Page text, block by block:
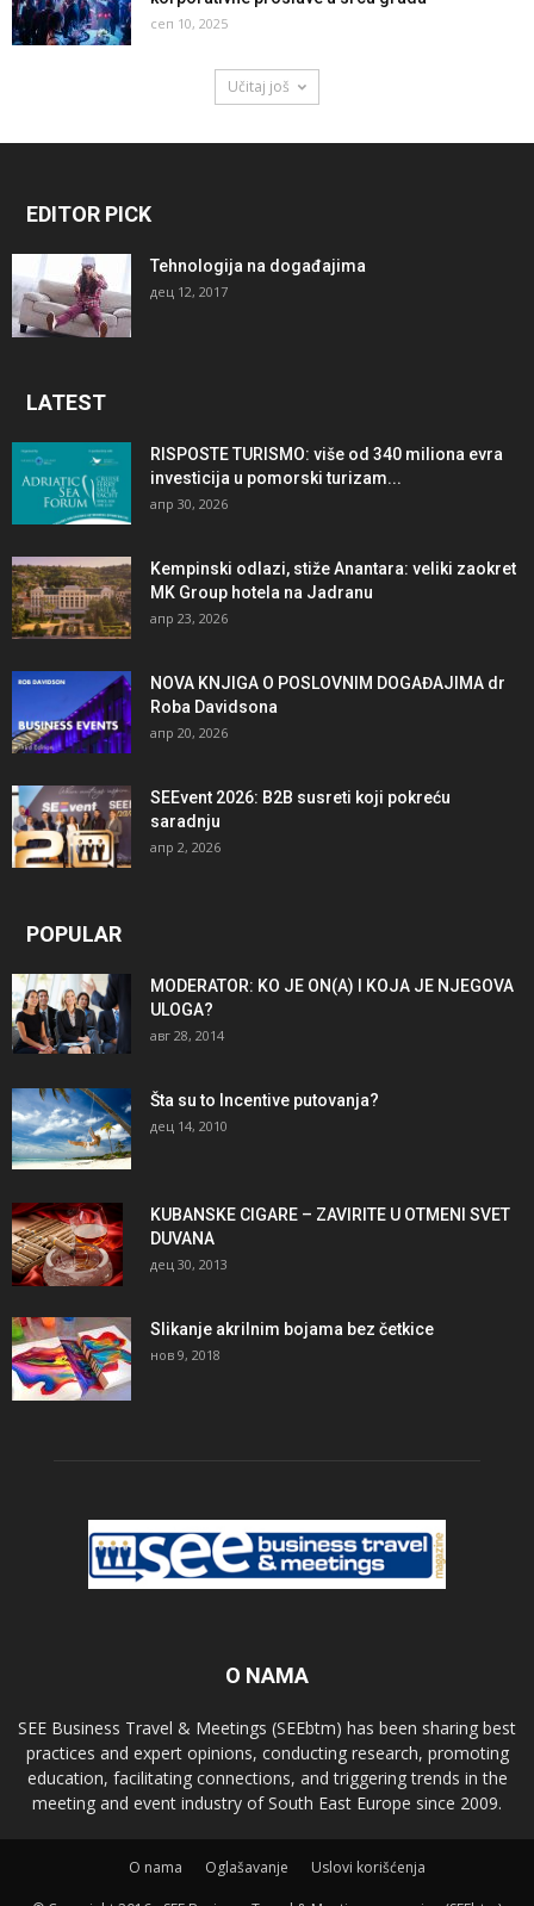
сеп 10, 2025
Učitaj još
EDITOR PICK
Tehnologija na događajima
дец 12, 2017
LATEST
RISPOSTE TURISMO: više od 340 miliona evra
investicija u pomorski turizam...
апр 30, 2026
Kempinski odlazi, stiže Anantara: veliki zaokret
MK Group hotela na Jadranu
апр 23, 2026
NOVA KNJIGA O POSLOVNIM DOGAĐAJIMA dr
Roba Davidsona
апр 20, 2026
SEEvent 2026: B2B susreti koji pokreću
saradnju
апр 2, 2026
POPULAR
MODERATOR: KO JE ON(A) I KOJA JE NJEGOVA
ULOGA?
авг 28, 2014
Šta su to Incentive putovanja?
дец 14, 2010
KUBANSKE CIGARE – ZAVIRITE U OTMENI SVET
DUVANA
дец 30, 2013
Slikanje akrilnim bojama bez četkice
нов 9, 2018
O NAMA
SEE Business Travel & Meetings (SEEbtm) has been sharing best
practices and expert opinions, conducting research, promoting
education, facilitating connections, and triggering trends in the
meeting and event industry of South East Europe since 2009.
О nama Oglašavanje Uslovi korišćenja